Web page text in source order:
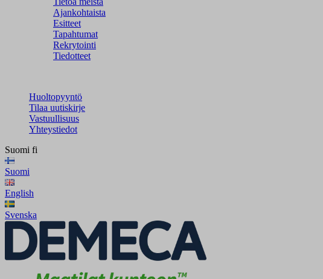
Ajankohtaista
Esitteet
Tapahtumat
Rekrytointi
Tiedotteet
Huoltopyyntö
Tilaa uutiskirje
Vastuullisuus
Yhteystiedot
Suomi fi
Suomi
English
Svenska